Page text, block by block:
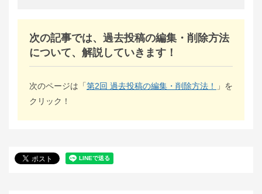
次の記事では、過去投稿の編集・削除方法
について、解説していきます！
次のページは「第2回 過去投稿の編集・削除方法！
」を
クリック！